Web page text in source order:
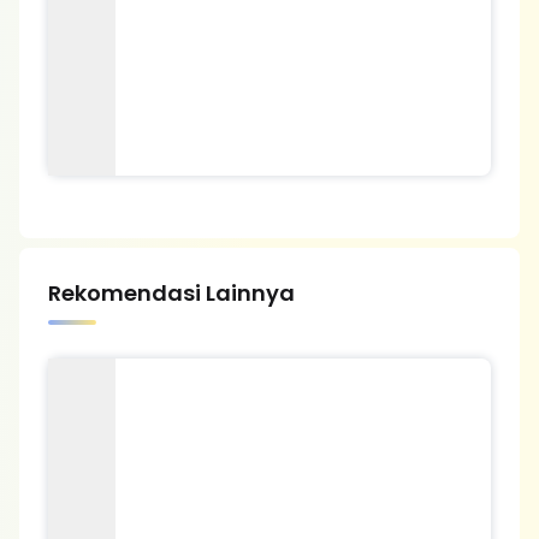
Rekomendasi Lainnya